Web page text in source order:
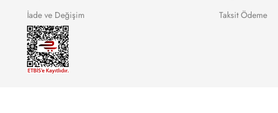
İade ve Değişim
Taksit Ödeme